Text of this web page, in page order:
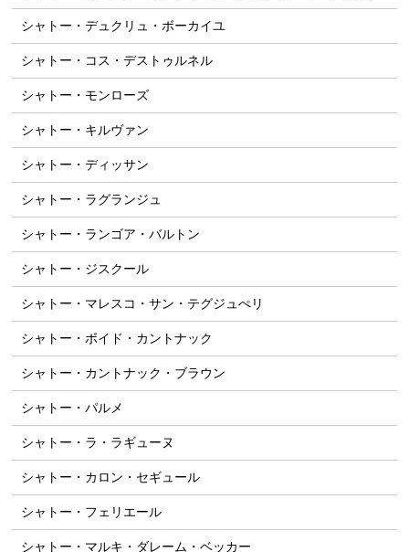
シャトー・デュクリュ・ボーカイユ
シャトー・コス・デストゥルネル
シャトー・モンローズ
シャトー・キルヴァン
シャトー・ディッサン
シャトー・ラグランジュ
シャトー・ランゴア・バルトン
シャトー・ジスクール
シャトー・マレスコ・サン・テグジュぺリ
シャトー・ボイド・カントナック
シャトー・カントナック・ブラウン
シャトー・パルメ
シャトー・ラ・ラギューヌ
シャトー・カロン・セギュール
シャトー・フェリエール
シャトー・マルキ・ダレーム・ベッカー